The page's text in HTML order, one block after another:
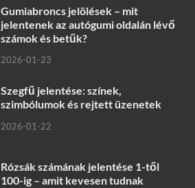
Gumiabroncs jelölések – mit
jelentenek az autógumi oldalán lévő
számok és betűk?
2026-01-23
Szegfű jelentése: színek,
szimbólumok és rejtett üzenetek
2026-01-22
Rózsák számának jelentése 1-től
100-ig – amit kevesen tudnak